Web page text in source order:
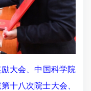
大会、中国科学院
十八次院士大会、